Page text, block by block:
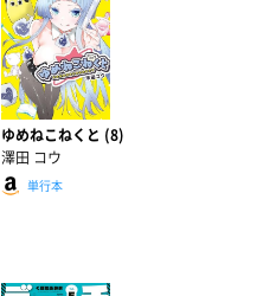
ゆめねこねくと (8)
澤田 コウ
単行本